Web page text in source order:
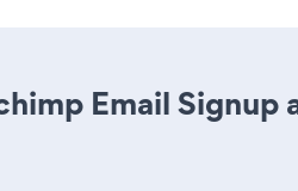
Email Signup